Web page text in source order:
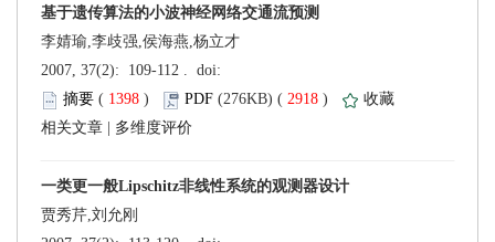
李婧瑜,李歧强,侯海燕,杨立才
( ) 2918 )
贾秀芹,刘允刚